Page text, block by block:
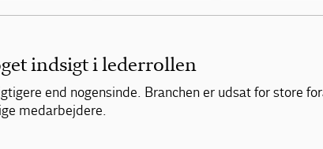
indsigt i lederrollen
end nogensinde. Branchen er udsat for store
medarbejdere.